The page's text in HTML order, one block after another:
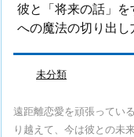
彼と「将来の話」
への魔法の切り出し
未分類
遠距離恋愛を頑張ってい
り越えて、今は彼との未